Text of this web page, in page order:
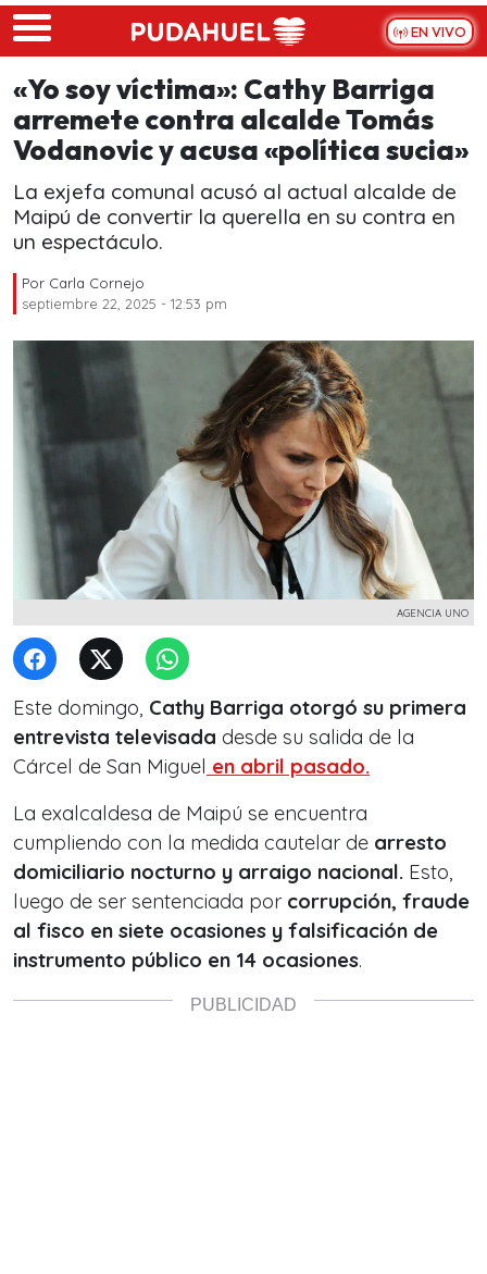
Skip to main content
EN VIVO
«Yo soy víctima»: Cathy Barriga
arremete contra alcalde Tomás
Vodanovic y acusa «política sucia»
La exjefa comunal acusó al actual alcalde de
Maipú de convertir la querella en su contra en
un espectáculo.
Por Carla Cornejo
septiembre 22, 2025 - 12:53 pm
AGENCIA UNO
Este domingo, Cathy Barriga otorgó su primera
entrevista televisada desde su salida de la
Cárcel de San Miguel en abril pasado.
La exalcaldesa de Maipú se encuentra
cumpliendo con la medida cautelar de arresto
domiciliario nocturno y arraigo nacional. Esto,
luego de ser sentenciada por corrupción, fraude
al fisco en siete ocasiones y falsificación de
instrumento público en 14 ocasiones.